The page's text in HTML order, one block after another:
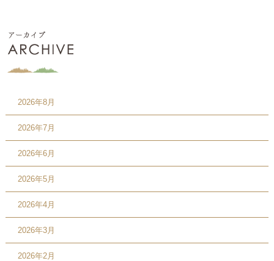
2026年8月
2026年7月
2026年6月
2026年5月
2026年4月
2026年3月
2026年2月